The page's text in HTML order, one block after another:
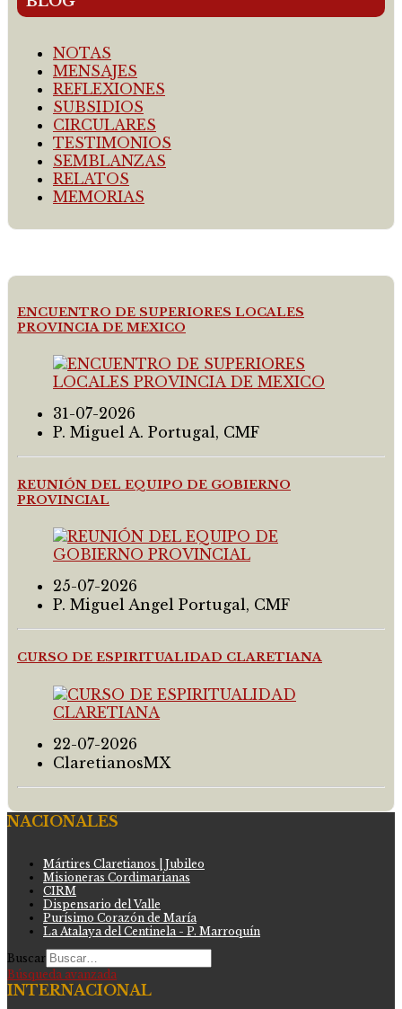
NOTAS
MENSAJES
REFLEXIONES
SUBSIDIOS
CIRCULARES
TESTIMONIOS
SEMBLANZAS
RELATOS
MEMORIAS
ENCUENTRO DE SUPERIORES LOCALES
PROVINCIA DE MEXICO
31-07-2026
P. Miguel A. Portugal, CMF
REUNIÓN DEL EQUIPO DE GOBIERNO
PROVINCIAL
25-07-2026
P. Miguel Angel Portugal, CMF
CURSO DE ESPIRITUALIDAD CLARETIANA
22-07-2026
ClaretianosMX
NACIONALES
Mártires Claretianos | Jubileo
Misioneras Cordimarianas
CIRM
Dispensario del Valle
Purísimo Corazón de María
La Atalaya del Centinela - P. Marroquín
Buscar
Búsqueda avanzada
INTERNACIONAL